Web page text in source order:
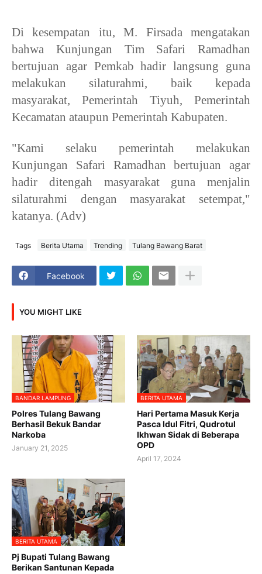
Di kesempatan itu, M. Firsada mengatakan
bahwa Kunjungan Tim Safari Ramadhan
bertujuan agar Pemkab hadir langsung guna
melakukan silaturahmi, baik kepada
masyarakat, Pemerintah Tiyuh, Pemerintah
Kecamatan ataupun Pemerintah Kabupaten.
"Kami selaku pemerintah melakukan
Kunjungan Safari Ramadhan bertujuan agar
hadir ditengah masyarakat guna menjalin
silaturahmi dengan masyarakat setempat,"
katanya. (Adv)
Tags Berita Utama Trending Tulang Bawang Barat
Facebook
YOU MIGHT LIKE
BANDAR LAMPUNG
Polres Tulang Bawang
Berhasil Bekuk Bandar
Narkoba
January 21, 2025
BERITA UTAMA
Hari Pertama Masuk Kerja
Pasca Idul Fitri, Qudrotul
Ikhwan Sidak di Beberapa
OPD
April 17, 2024
BERITA UTAMA
Pj Bupati Tulang Bawang
Berikan Santunan Kepada